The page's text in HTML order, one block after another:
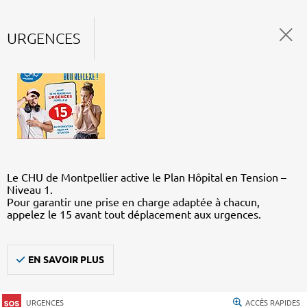
URGENCES
Le CHU de Montpellier active le Plan Hôpital en Tension –
Niveau 1.
Pour garantir une prise en charge adaptée à chacun,
appelez le 15 avant tout déplacement aux urgences.
EN SAVOIR PLUS
URGENCES ACCÈS RAPIDES